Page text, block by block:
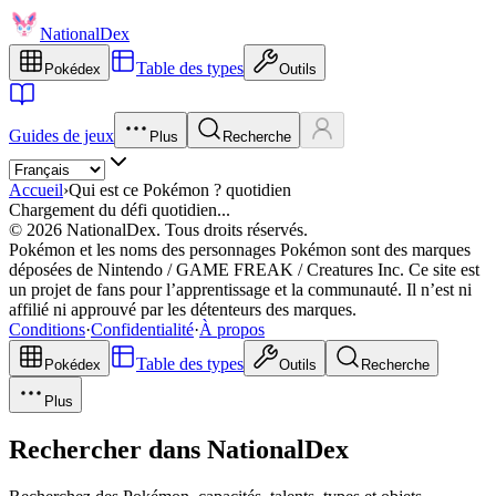
NationalDex
Pokédex Table des types Outils
Guides de jeux Plus Recherche
Accueil›Qui est ce Pokémon ? quotidien
Chargement du défi quotidien...
© 2026 NationalDex. Tous droits réservés.
Pokémon et les noms des personnages Pokémon sont des marques
déposées de Nintendo / GAME FREAK / Creatures Inc. Ce site est
un projet de fans pour l’apprentissage et la communauté. Il n’est ni
affilié ni approuvé par les détenteurs des marques.
Conditions·Confidentialité·À propos
Pokédex Table des types Outils Recherche
Plus
Rechercher dans NationalDex